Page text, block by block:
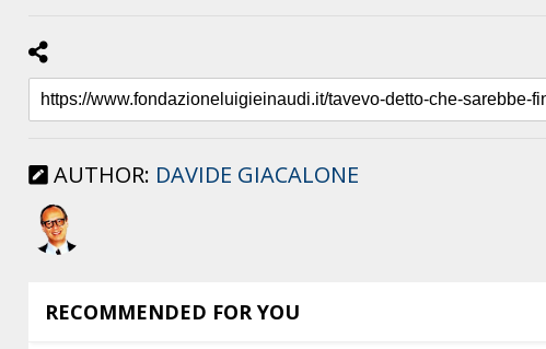
AUTHOR: DAVIDE GIACALONE
RECOMMENDED FOR YOU